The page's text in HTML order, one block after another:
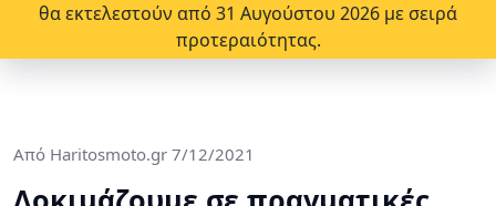
θα εκτελεστούν από 31 Αυγούστου 2026 με σειρά
προτεραιότητας.
Από Haritosmoto.gr 7/12/2021